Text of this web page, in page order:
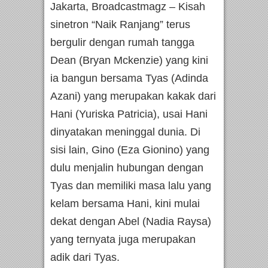
Jakarta, Broadcastmagz – Kisah
sinetron “Naik Ranjang” terus
bergulir dengan rumah tangga
Dean (Bryan Mckenzie) yang kini
ia bangun bersama Tyas (Adinda
Azani) yang merupakan kakak dari
Hani (Yuriska Patricia), usai Hani
dinyatakan meninggal dunia. Di
sisi lain, Gino (Eza Gionino) yang
dulu menjalin hubungan dengan
Tyas dan memiliki masa lalu yang
kelam bersama Hani, kini mulai
dekat dengan Abel (Nadia Raysa)
yang ternyata juga merupakan
adik dari Tyas.